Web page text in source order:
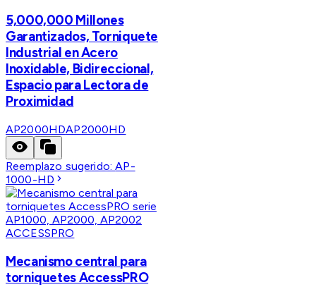
5,000,000 Millones
Garantizados, Torniquete
Industrial en Acero
Inoxidable, Bidireccional,
Espacio para Lectora de
Proximidad
AP2000HDAP2000HD
Reemplazo sugerido:AP-
1000-HD
ACCESSPRO
Mecanismo central para
torniquetes AccessPRO